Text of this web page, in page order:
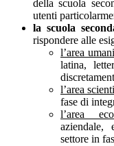
della scuola
utenti
la scuola
rispondere alle
l’area
latina,
l’area
fase di
l’area
aziendale,
settore in